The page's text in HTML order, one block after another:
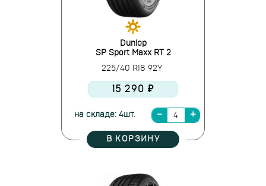
Dunlop
SP Sport Maxx RT 2
225/40 R18 92Y
15 290 ₽
на складе: 4шт.
В КОРЗИНУ